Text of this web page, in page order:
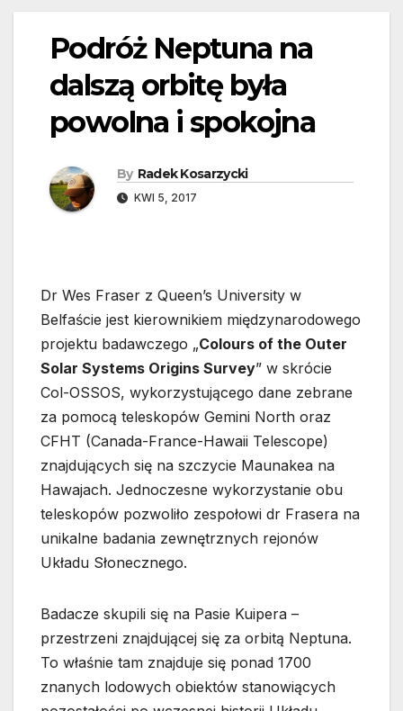
Podróż Neptuna na
dalszą orbitę była
powolna i spokojna
By Radek Kosarzycki
KWI 5, 2017
Dr Wes Fraser z Queen’s University w
Belfaście jest kierownikiem międzynarodowego
projektu badawczego „Colours of the Outer
Solar Systems Origins Survey” w skrócie
Col-OSSOS, wykorzystującego dane zebrane
za pomocą teleskopów Gemini North oraz
CFHT (Canada-France-Hawaii Telescope)
znajdujących się na szczycie Maunakea na
Hawajach. Jednoczesne wykorzystanie obu
teleskopów pozwoliło zespołowi dr Frasera na
unikalne badania zewnętrznych rejonów
Układu Słonecznego.
Badacze skupili się na Pasie Kuipera –
przestrzeni znajdującej się za orbitą Neptuna.
To właśnie tam znajduje się ponad 1700
znanych lodowych obiektów stanowiących